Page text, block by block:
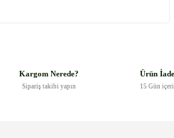
Kargom Nerede?
Sipariş takibi yapın
Ürün
15 Gün